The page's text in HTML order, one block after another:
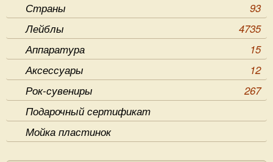
Страны
93
Лейблы
4735
Аппаратура
15
Аксессуары
12
Рок-сувениры
267
Подарочный сертификат
Мойка пластинок